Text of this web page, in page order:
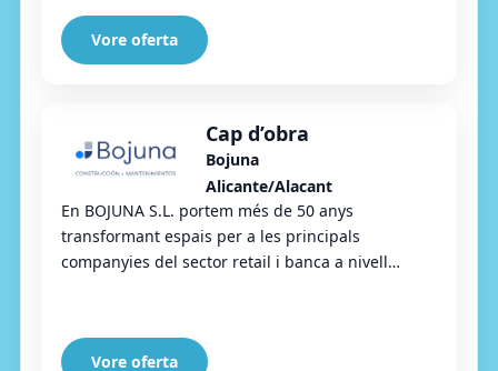
Vore oferta
Cap d’obra
Bojuna
Alicante/Alacant
En BOJUNA S.L. portem més de 50 anys
transformant espais per a les principals
companyies del sector retail i banca a nivell
Vore oferta